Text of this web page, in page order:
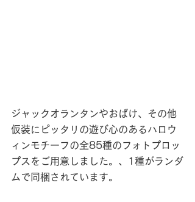
ジャックオランタンやおばけ、その他
仮装にピッタリの遊び心のあるハロウ
ィンモチーフの全85種のフォトプロッ
プスをご用意しました。、1種がランダ
ムで同梱されています。